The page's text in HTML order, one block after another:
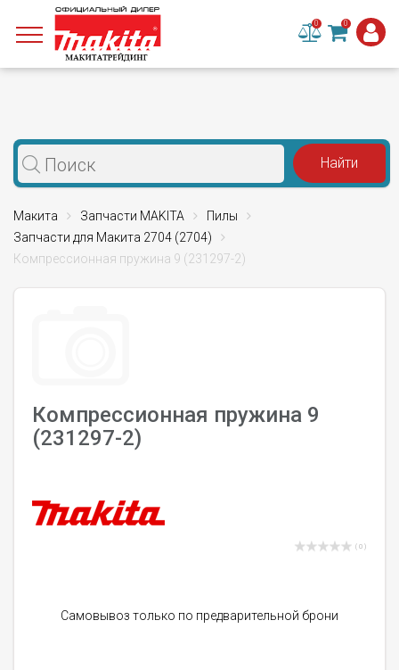
0 0
Макита Запчасти MAKITA
Пилы
Запчасти для Макита 2704 (2704)
Компрессионная пружина 9 (231297-2)
Компрессионная пружина 9
(231297-2)
( 0 )
Самовывоз только по предварительной брони